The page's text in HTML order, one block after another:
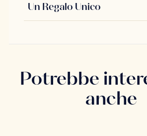
Un Regalo Unico
Potrebbe
anche